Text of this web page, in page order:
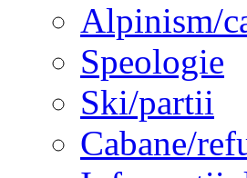
Alpinism/
Speologie
Ski/partii
Cabane/